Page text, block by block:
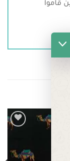
قاموا